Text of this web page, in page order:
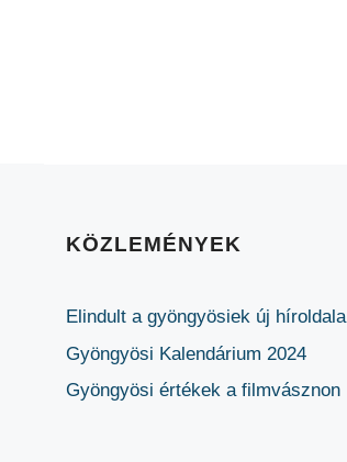
KÖZLEMÉNYEK
Elindult a gyöngyösiek új híroldala
Gyöngyösi Kalendárium 2024
Gyöngyösi értékek a filmvásznon